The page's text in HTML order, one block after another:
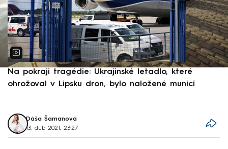
Na pokraji tragédie: Ukrajinské letadlo, které
ohrožoval v Lipsku dron, bylo naložené municí
Dáša Šamanová
13. dub 2021, 23:27